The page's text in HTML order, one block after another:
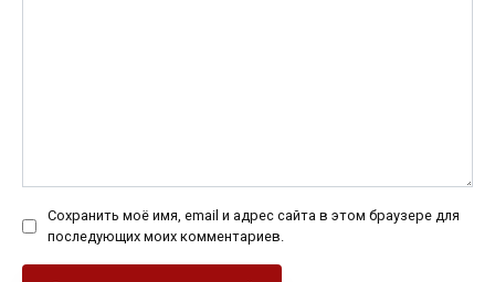
Сохранить моё имя, email и адрес сайта в этом браузере для
последующих моих комментариев.